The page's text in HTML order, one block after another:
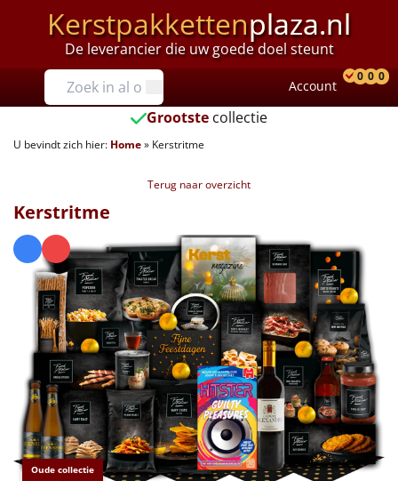
Kerstpakkettenplaza.nl
De leverancier die uw goede doel steunt
Prijzen
Tot €25
€25 tot €35
€40 tot €45
€45 tot €50
€50 tot €55
€55 tot €75
€75 tot €100
€100 en hoger
Account
0 0 0
Grootste collectie
U bevindt zich hier: Home» Kerstritme
Terug naar overzicht
Oude collectie
Kerstritme